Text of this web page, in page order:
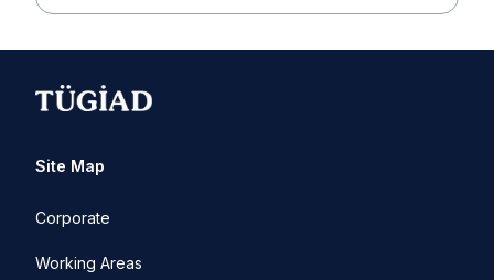
Site Map
Corporate
Working Areas